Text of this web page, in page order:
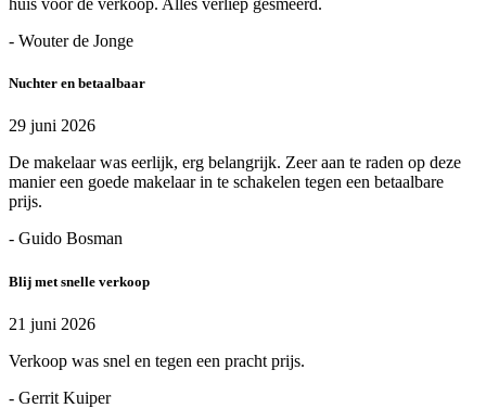
huis voor de verkoop. Alles verliep gesmeerd.
- Wouter de Jonge
Nuchter en betaalbaar
29 juni 2026
De makelaar was eerlijk, erg belangrijk. Zeer aan te raden op deze
manier een goede makelaar in te schakelen tegen een betaalbare
prijs.
- Guido Bosman
Blij met snelle verkoop
21 juni 2026
Verkoop was snel en tegen een pracht prijs.
- Gerrit Kuiper